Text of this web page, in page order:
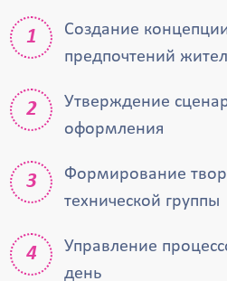
Создание
предпочтений
Утверждение
оформления
Формирование
технической группы
Управление
день